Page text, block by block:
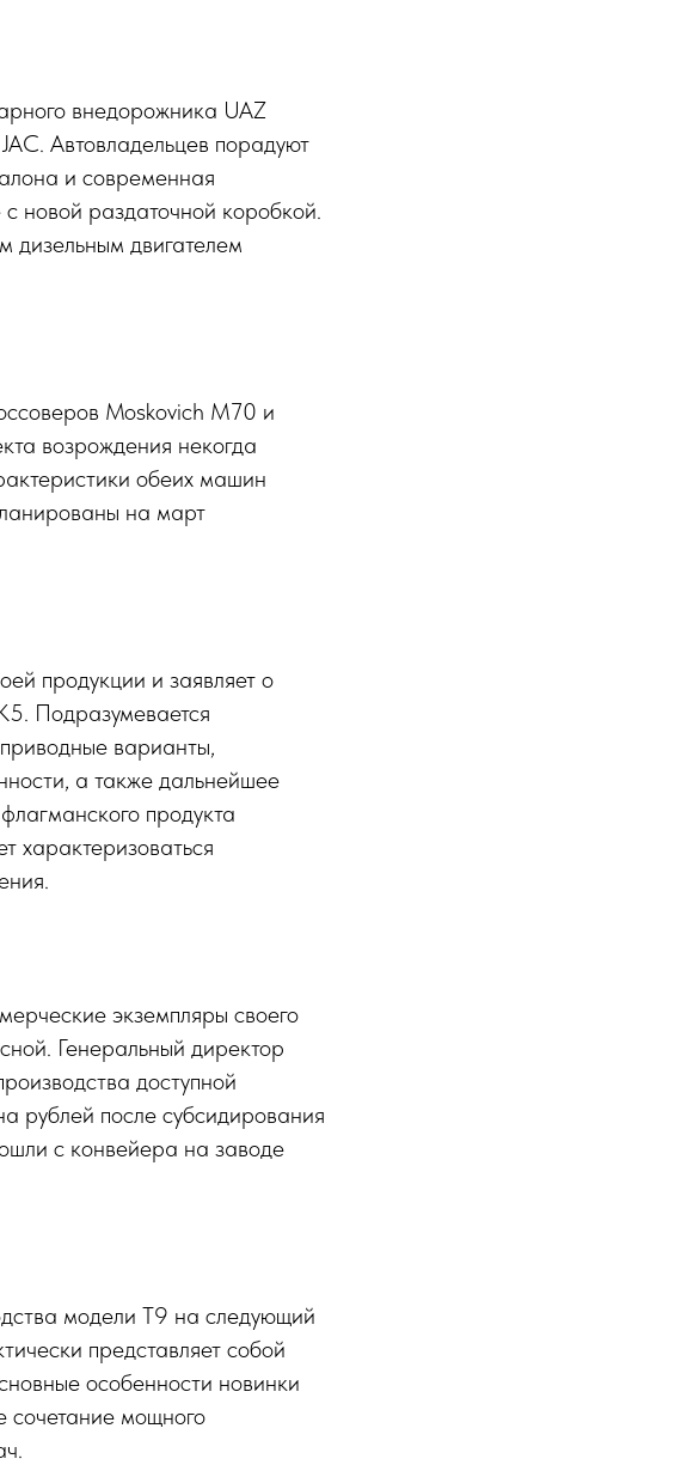
внедорожника UAZ
Автовладельцев порадуют
и современная
новой раздаточной коробкой.
дизельным двигателем
Moskovich M70 и
возрождения некогда
обеих машин
на март
продукции и заявляет о
Подразумевается
варианты,
а также дальнейшее
продукта
характеризоваться
экземпляры своего
Генеральный директор
доступной
рублей после субсидирования
с конвейера на заводе
модели T9 на следующий
представляет собой
особенности новинки
сочетание мощного